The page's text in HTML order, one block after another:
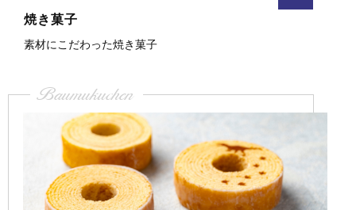
焼き菓子
素材にこだわった焼き菓子
Baumukuchen